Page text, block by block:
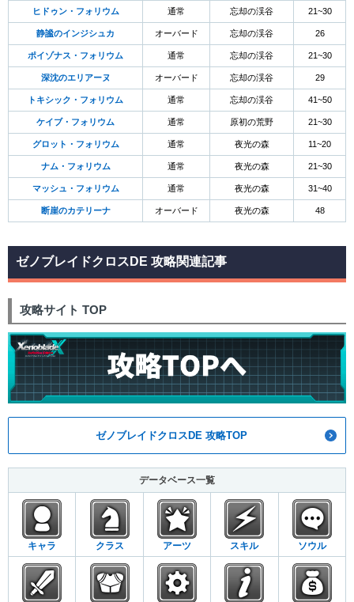
ヒドゥン・フォリウム 通常 忘却の渓谷 21~30
静謐のインジシュカ オーバード 忘却の渓谷 26
ポイゾナス・フォリウム 通常 忘却の渓谷 21~30
深沈のエリアーヌ オーバード 忘却の渓谷 29
トキシック・フォリウム 通常 忘却の渓谷 41~50
ケイブ・フォリウム 通常 原初の荒野 21~30
グロット・フォリウム 通常 夜光の森 11~20
ナム・フォリウム 通常 夜光の森 21~30
マッシュ・フォリウム 通常 夜光の森 31~40
断崖のカテリーナ オーバード 夜光の森 48
ゼノブレイドクロスDE 攻略関連記事
攻略サイト TOP
ゼノブレイドクロスDE 攻略TOP
データベース一覧
キャラ クラス アーツ スキル ソウル